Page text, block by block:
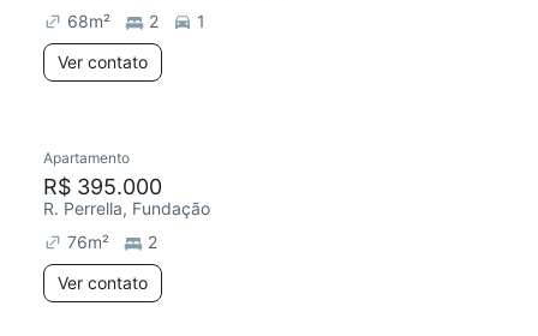
68m² 2
1
Ver contato
Redecorar
Apartamento
R$ 395.000
R. Perrella, Fundação
76m²
2
Ver contato